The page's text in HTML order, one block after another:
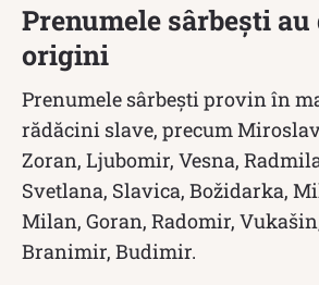
Prenumele sârbești
origini
Prenumele sârbești provin în
rădăcini slave, precum
Zoran, Ljubomir, Vesna,
Svetlana, Slavica, Božidarka,
Milan, Goran, Radomir,
Branimir, Budimir.